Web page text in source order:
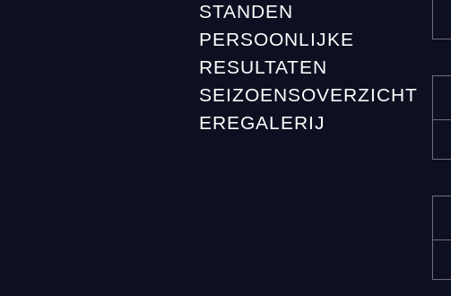
STANDEN
PERSOONLIJKE
RESULTATEN
SEIZOENSOVERZICHT
EREGALERIJ